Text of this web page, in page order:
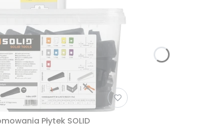
Płytek SOLID